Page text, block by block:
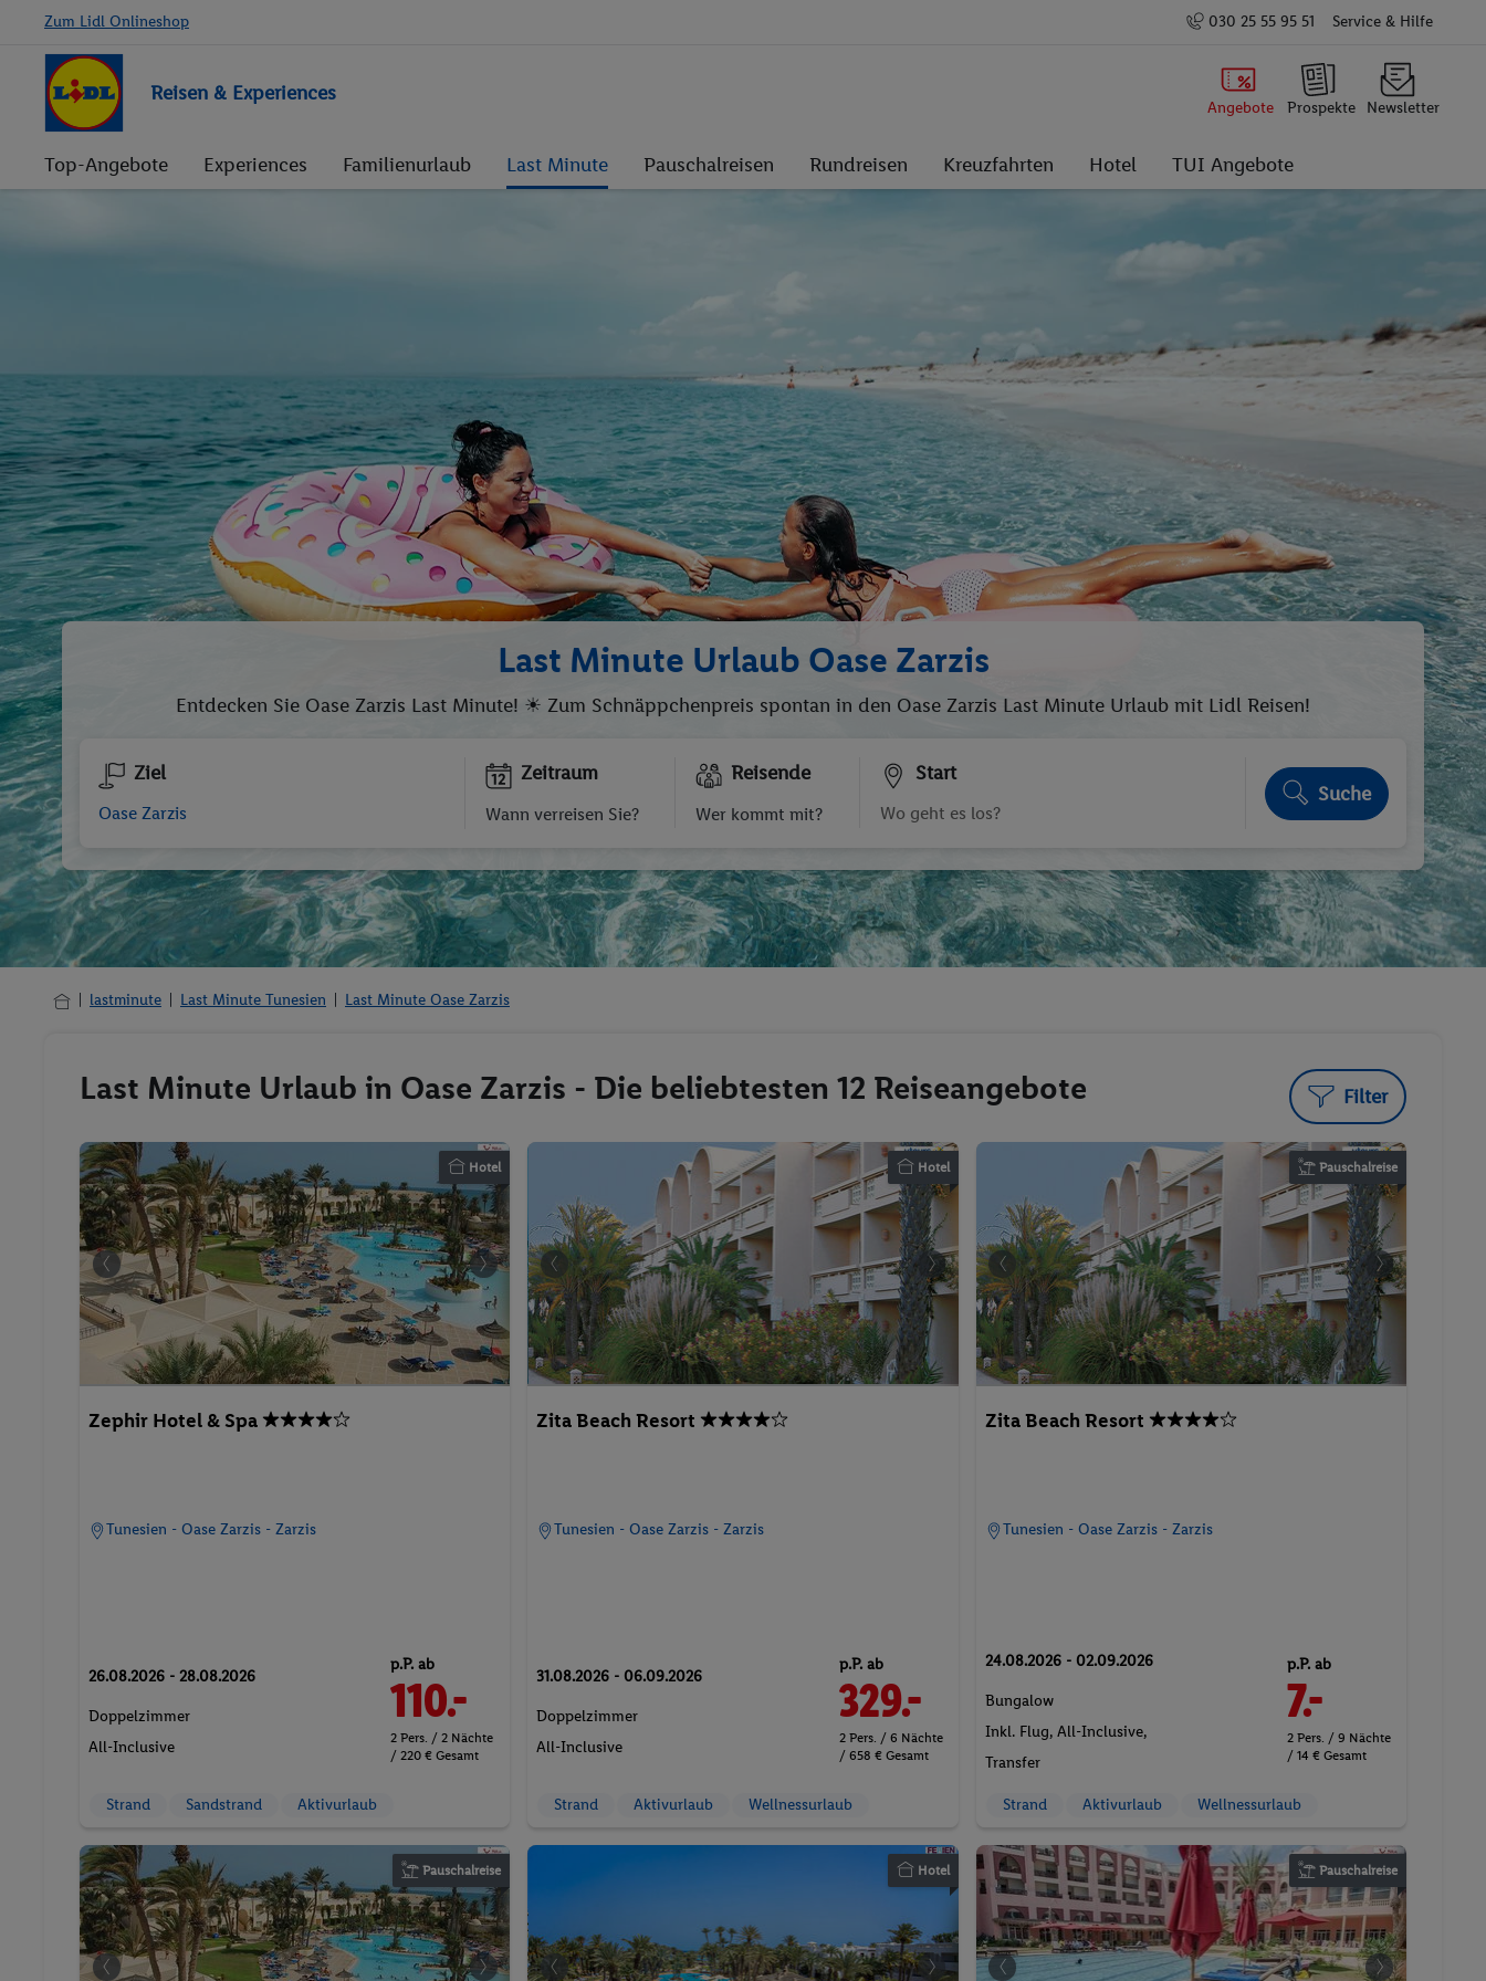
Zum Lidl Onlineshop 030 25 55 95 51 Service & Hilfe
Reisen & Experiences
Angebote Prospekte Newsletter
Top-Angebote Experiences Familienurlaub Last Minute Pauschalreisen Rundreisen Kreuzfahrten Hotel TUI Angebote
Last Minute Urlaub Oase Zarzis
Entdecken Sie Oase Zarzis Last Minute! ☀ Zum Schnäppchenpreis spontan in den Oase Zarzis Last Minute Urlaub mit Lidl Reisen!
Ziel Zeitraum
Wann verreisen Sie?
Reisende
Wer kommt mit?
Start
Suche
lastminute Last Minute Tunesien Last Minute Oase Zarzis
Last Minute Urlaub in Oase Zarzis - Die beliebtesten 12 Reiseangebote Filter
Hotel
Zephir Hotel & Spa
Tunesien - Oase Zarzis - Zarzis
26.08.2026 - 28.08.2026
Doppelzimmer
All-Inclusive
p.P. ab
110.-
2 Pers. / 2 Nächte
/ 220 € Gesamt
Strand Sandstrand Aktivurlaub
Hotel
Zita Beach Resort
Tunesien - Oase Zarzis - Zarzis
31.08.2026 - 06.09.2026
Doppelzimmer
All-Inclusive
p.P. ab
329.-
2 Pers. / 6 Nächte
/ 658 € Gesamt
Strand Aktivurlaub Wellnessurlaub
Pauschalreise
Zita Beach Resort
Tunesien - Oase Zarzis - Zarzis
24.08.2026 - 02.09.2026
Bungalow
Inkl. Flug, All-Inclusive,
Transfer
p.P. ab
7.-
2 Pers. / 9 Nächte
/ 14 € Gesamt
Strand Aktivurlaub Wellnessurlaub
Pauschalreise Hotel Pauschalreise